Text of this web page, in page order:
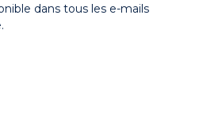
dans tous les e-mails